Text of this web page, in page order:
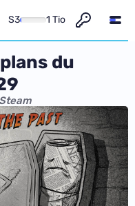
S3 1 Tio
du